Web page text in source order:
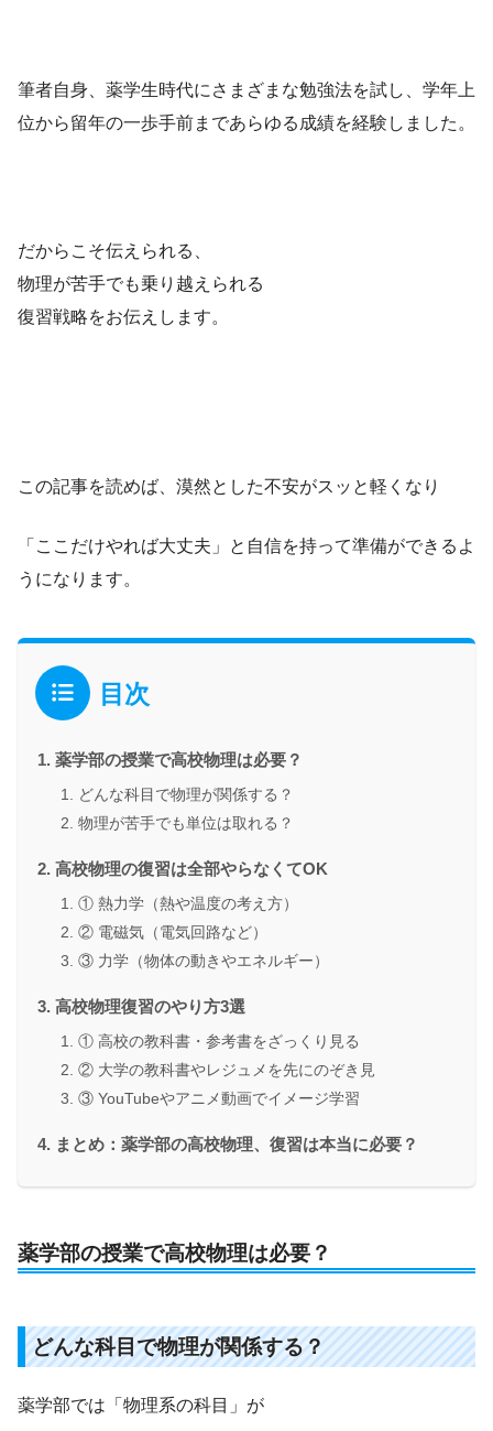
筆者自身、薬学生時代にさまざまな勉強法を試し、学年上
位から留年の一歩手前まであらゆる成績を経験しました。
だからこそ伝えられる、
物理が苦手でも乗り越えられる
復習戦略をお伝えします。
この記事を読めば、漠然とした不安がスッと軽くなり
「ここだけやれば大丈夫」と自信を持って準備ができるよ
うになります。
目次
薬学部の授業で高校物理は必要？
どんな科目で物理が関係する？
物理が苦手でも単位は取れる？
高校物理の復習は全部やらなくてOK
① 熱力学（熱や温度の考え方）
② 電磁気（電気回路など）
③ 力学（物体の動きやエネルギー）
高校物理復習のやり方3選
① 高校の教科書・参考書をざっくり見る
② 大学の教科書やレジュメを先にのぞき見
③ YouTubeやアニメ動画でイメージ学習
まとめ：薬学部の高校物理、復習は本当に必要？
薬学部の授業で高校物理は必要？
どんな科目で物理が関係する？
薬学部では「物理系の科目」が